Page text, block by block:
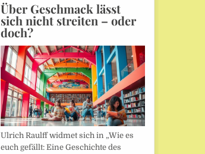
Über Geschmack lässt
sich nicht streiten – oder
doch?
Ulrich Raulff widmet sich in „Wie es
euch gefällt: Eine Geschichte des